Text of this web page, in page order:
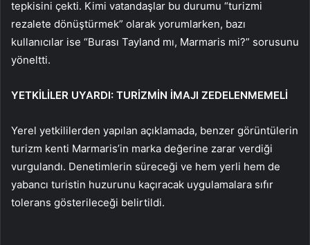
tepkisini çekti. Kimi vatandaşlar bu durumu “turizmi
rezalete dönüştürmek” olarak yorumlarken, bazı
kullanıcılar ise “Burası Tayland mı, Marmaris mi?” sorusunu
yöneltti.
YETKİLİLER UYARDI: TURİZMİN İMAJI ZEDELENMEMELİ
Yerel yetkililerden yapılan açıklamada, benzer görüntülerin
turizm kenti Marmaris’in marka değerine zarar verdiği
vurgulandı. Denetimlerin süreceği ve hem yerli hem de
yabancı turistin huzurunu kaçıracak uygulamalara sıfır
tolerans gösterileceği belirtildi.